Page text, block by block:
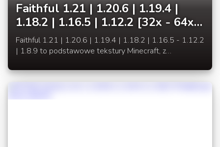
Faithful 1.21 | 1.20.6 | 1.19.4 |
1.18.2 | 1.16.5 | 1.12.2 [32x - 64x]
Podstawowe tekstury w lepszej
jakości
Faithful 1.21 | 1.20.6 | 1.19.4 | 1.18.2 | 1.16.5 - 1.12.2
| 1.8.9 to podstawowe tekstury Minecraft, z
rozdzielczości do 32x32 pikseli.